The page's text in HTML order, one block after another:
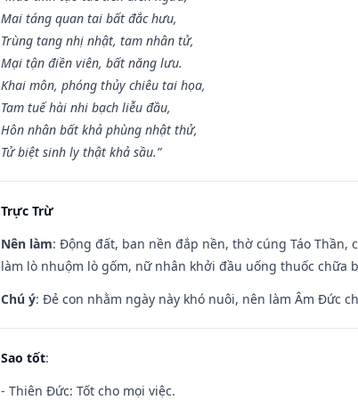
Mai táng quan tai bất đắc hưu,
Trùng tang nhị nhật, tam nhân tử,
Mại tận điền viên, bất năng lưu.
Khai môn, phóng thủy chiêu tai họa,
Tam tuế hài nhi bạch liễu đầu,
Hôn nhân bất khả phùng nhật thử,
Tử biệt sinh ly thật khả sầu.”
Trực Trừ
Nên làm: Động đất, ban nền đắp nền, thờ cúng Táo Thần,
làm lò nhuộm lò gốm, nữ nhân khởi đầu uống thuốc chữa
Chú ý: Đẻ con nhằm ngày này khó nuôi, nên làm Âm Đức
Sao tốt:
- Thiên Đức: Tốt cho mọi việc.